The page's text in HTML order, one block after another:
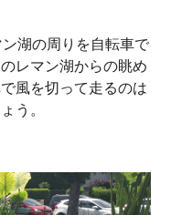
湖の周りを自転車で
レマン湖からの眺め
風を切って走るのは
う。